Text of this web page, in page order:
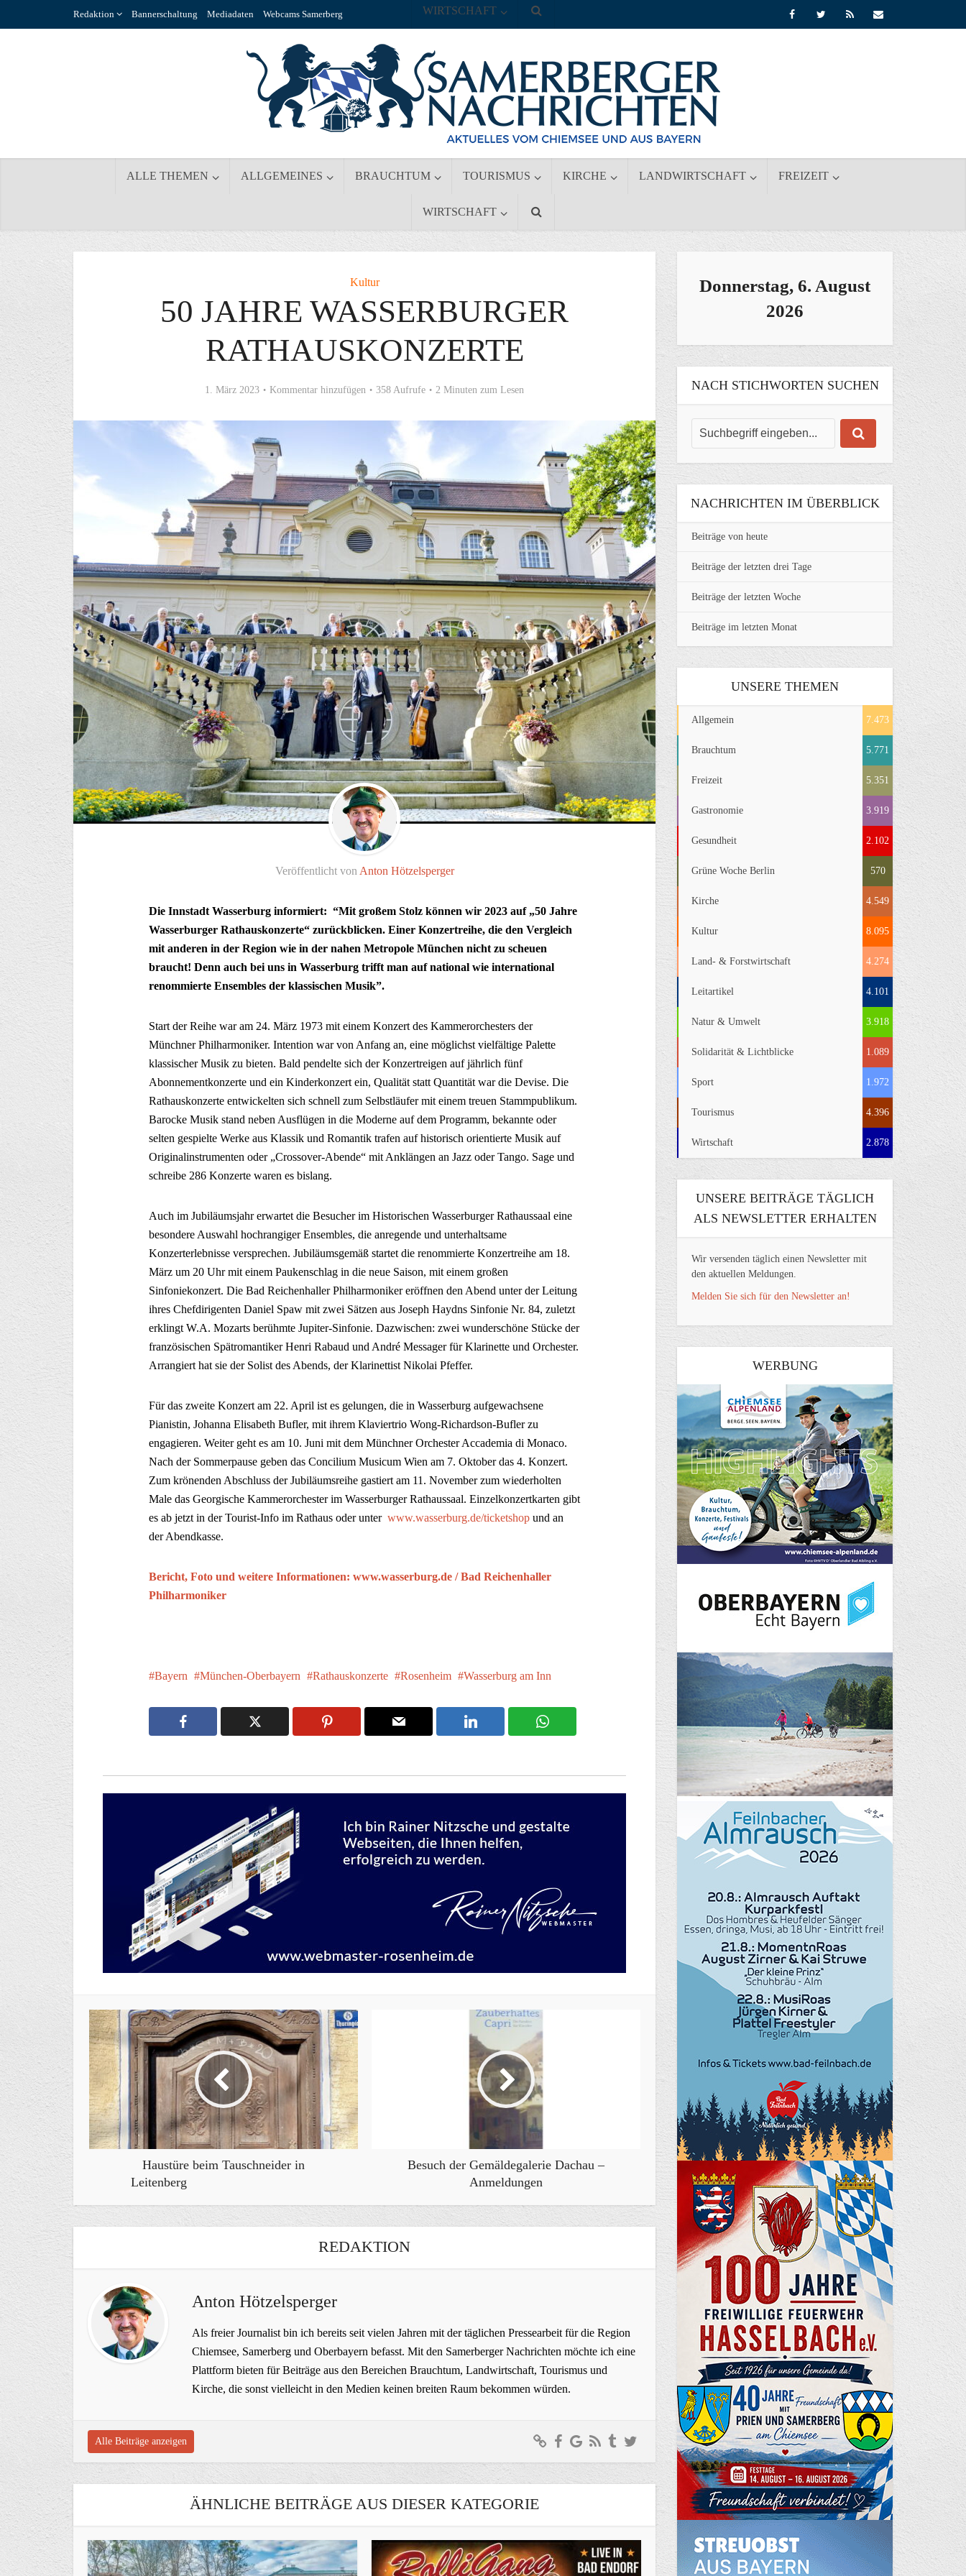
Redaktion Bannerschaltung Mediadaten Webcams Samerberg
ALLE THEMEN ALLGEMEINES BRAUCHTUM TOURISMUS KIRCHE LANDWIRTSCHAFT FREIZEIT
WIRTSCHAFT
WIRTSCHAFT
Kultur
50 JAHRE WASSERBURGER
RATHAUSKONZERTE
1. März 2023 Kommentar hinzufügen 358 Aufrufe 2 Minuten zum Lesen
Veröffentlicht von Anton Hötzelsperger
Die Innstadt Wasserburg informiert: “Mit großem Stolz können wir 2023 auf „50 Jahre
Wasserburger Rathauskonzerte“ zurückblicken. Einer Konzertreihe, die den Vergleich
mit anderen in der Region wie in der nahen Metropole München nicht zu scheuen
braucht! Denn auch bei uns in Wasserburg trifft man auf national wie international
renommierte Ensembles der klassischen Musik”.
Start der Reihe war am 24. März 1973 mit einem Konzert des Kammerorchesters der
Münchner Philharmoniker. Intention war von Anfang an, eine möglichst vielfältige Palette
klassischer Musik zu bieten. Bald pendelte sich der Konzertreigen auf jährlich fünf
Abonnementkonzerte und ein Kinderkonzert ein, Qualität statt Quantität war die Devise. Die
Rathauskonzerte entwickelten sich schnell zum Selbstläufer mit einem treuen Stammpublikum.
Barocke Musik stand neben Ausflügen in die Moderne auf dem Programm, bekannte oder
selten gespielte Werke aus Klassik und Romantik trafen auf historisch orientierte Musik auf
Originalinstrumenten oder „Crossover-Abende“ mit Anklängen an Jazz oder Tango. Sage und
schreibe 286 Konzerte waren es bislang.
Auch im Jubiläumsjahr erwartet die Besucher im Historischen Wasserburger Rathaussaal eine
besondere Auswahl hochrangiger Ensembles, die anregende und unterhaltsame
Konzerterlebnisse versprechen. Jubiläumsgemäß startet die renommierte Konzertreihe am 18.
März um 20 Uhr mit einem Paukenschlag in die neue Saison, mit einem großen
Sinfoniekonzert. Die Bad Reichenhaller Philharmoniker eröffnen den Abend unter der Leitung
ihres Chefdirigenten Daniel Spaw mit zwei Sätzen aus Joseph Haydns Sinfonie Nr. 84, zuletzt
erklingt W.A. Mozarts berühmte Jupiter-Sinfonie. Dazwischen: zwei wunderschöne Stücke der
französischen Spätromantiker Henri Rabaud und André Messager für Klarinette und Orchester.
Arrangiert hat sie der Solist des Abends, der Klarinettist Nikolai Pfeffer.
Für das zweite Konzert am 22. April ist es gelungen, die in Wasserburg aufgewachsene
Pianistin, Johanna Elisabeth Bufler, mit ihrem Klaviertrio Wong-Richardson-Bufler zu
engagieren. Weiter geht es am 10. Juni mit dem Münchner Orchester Accademia di Monaco.
Nach der Sommerpause geben das Concilium Musicum Wien am 7. Oktober das 4. Konzert.
Zum krönenden Abschluss der Jubiläumsreihe gastiert am 11. November zum wiederholten
Male das Georgische Kammerorchester im Wasserburger Rathaussaal. Einzelkonzertkarten gibt
es ab jetzt in der Tourist-Info im Rathaus oder unter www.wasserburg.de/ticketshop und an
der Abendkasse.
Bericht, Foto und weitere Informationen: www.wasserburg.de / Bad Reichenhaller
Philharmoniker
Bayern München-Oberbayern Rathauskonzerte Rosenheim Wasserburg am Inn
Haustüre beim Tauschneider in
Leitenberg
Besuch der Gemäldegalerie Dachau –
Anmeldungen
REDAKTION
Anton Hötzelsperger
Als freier Journalist bin ich bereits seit vielen Jahren mit der täglichen Pressearbeit für die Region
Chiemsee, Samerberg und Oberbayern befasst. Mit den Samerberger Nachrichten möchte ich eine
Plattform bieten für Beiträge aus den Bereichen Brauchtum, Landwirtschaft, Tourismus und
Kirche, die sonst vielleicht in den Medien keinen breiten Raum bekommen würden.
Alle Beiträge anzeigen
ÄHNLICHE BEITRÄGE AUS DIESER KATEGORIE
Donnerstag, 6. August
2026
NACH STICHWORTEN SUCHEN
NACHRICHTEN IM ÜBERBLICK
Beiträge von heute
Beiträge der letzten drei Tage
Beiträge der letzten Woche
Beiträge im letzten Monat
UNSERE THEMEN
Allgemein 7.473
Brauchtum 5.771
Freizeit 5.351
Gastronomie 3.919
Gesundheit 2.102
Grüne Woche Berlin 570
Kirche 4.549
Kultur 8.095
Land- & Forstwirtschaft 4.274
Leitartikel 4.101
Natur & Umwelt 3.918
Solidarität & Lichtblicke 1.089
Sport 1.972
Tourismus 4.396
Wirtschaft 2.878
UNSERE BEITRÄGE TÄGLICH
ALS NEWSLETTER ERHALTEN
Wir versenden täglich einen Newsletter mit
den aktuellen Meldungen.
Melden Sie sich für den Newsletter an!
WERBUNG